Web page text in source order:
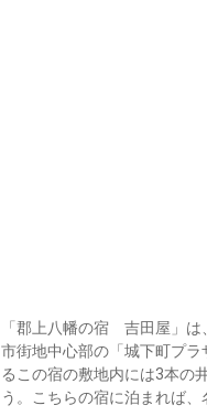
「郡上八幡の宿 吉田屋」は
市街地中心部の「城下町プ
るこの宿の敷地内には3本の
う。こちらの宿に泊まれば